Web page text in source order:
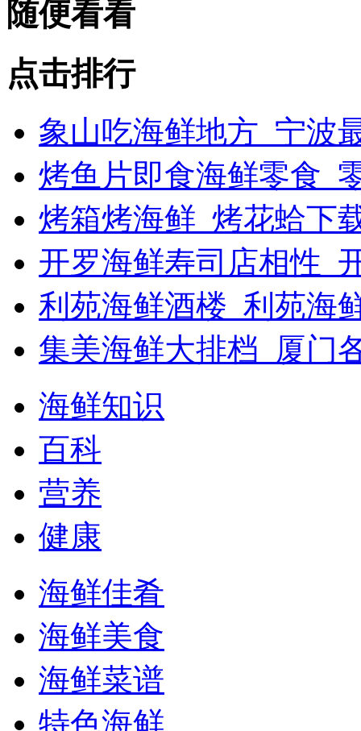
随便看看
点击排行
象山吃海鲜地方_宁波
烤鱼片即食海鲜零食_
烤箱烤海鲜_烤花蛤下
开罗海鲜寿司店相性_
利苑海鲜酒楼_利苑海
集美海鲜大排档_厦门
海鲜知识
百科
营养
健康
海鲜佳肴
海鲜美食
海鲜菜谱
特色海鲜